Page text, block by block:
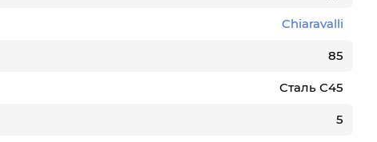
Chiaravalli
85
Сталь С45
5